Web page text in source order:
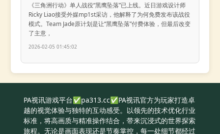
《三角洲行动》单人战役“黑鹰坠落”已上线。近日游戏设计师
Ricky Liao接受外媒mp1st采访，他解释了为何免费发布该战役
模式。Team Jade原计划是让“黑鹰坠落”付费体验，但最后改变
了主意，
2026-02-05 01:45:02
PA视讯游戏平台✅pa313.cc✅PA视讯官方为玩家打造卓
越的视觉体验与独特的互动感受。以领先的技术优化行业
标准，将高画质与精准操作结合，带来沉浸式的世界探索
旅程。无论是画面表现还是节奏掌控，每一处细节都经过